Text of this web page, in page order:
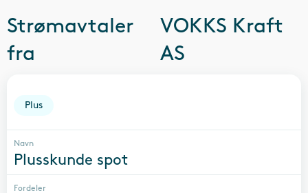
Strømavtaler
fra
VOKKS Kraft
AS
Plus
Navn
Plusskunde spot
Fordeler